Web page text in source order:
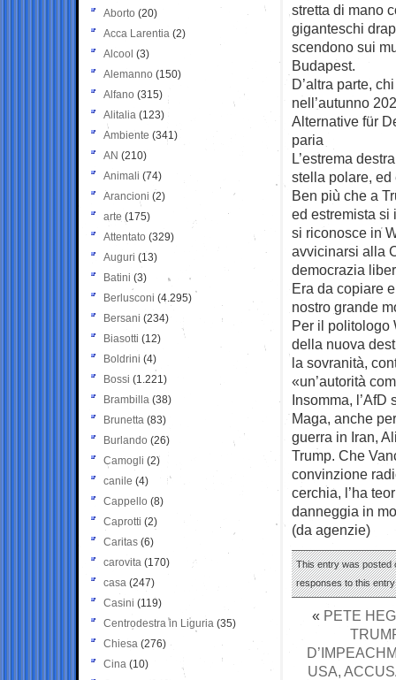
stretta di mano
giganteschi
scendono sui
Budapest.
D’altra parte,
nell’autunno
Alternative für
paria
L’estrema
stella polare, ed
Ben più che a
ed estremista si
si riconosce in
avvicinarsi alla
democrazia
Era da copiare
nostro grande
Per il politologo
della nuova
la sovranità,
«un’autorità
Insomma, l’AfD
Maga, anche
guerra in Iran,
Trump. Che
convinzione
cerchia, l’ha
danneggia in
(da agenzie)
This entry was posted
responses to this
« PETE
USA,
Aborto (20)
Acca Larentia (2)
Alcool (3)
Alemanno (150)
Alfano (315)
Alitalia (123)
Ambiente (341)
AN (210)
Animali (74)
Arancioni (2)
arte (175)
Attentato (329)
Auguri (13)
Batini (3)
Berlusconi (4.295)
Bersani (234)
Biasotti (12)
Boldrini (4)
Bossi (1.221)
Brambilla (38)
Brunetta (83)
Burlando (26)
Camogli (2)
canile (4)
Cappello (8)
Caprotti (2)
Caritas (6)
carovita (170)
casa (247)
Casini (119)
Centrodestra in Liguria (35)
Chiesa (276)
Cina (10)